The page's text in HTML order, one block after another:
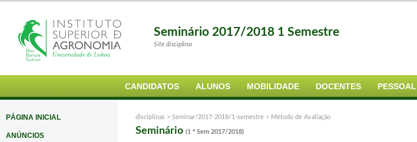
Seminário 2017/2018 1 Semestre
Site disciplina
CANDIDATOS ALUNOS MOBILIDADE DOCENTES PESSOAL
PÁGINA INICIAL
ANÚNCIOS
disciplinas > Seminar/2017-2018/1-semestre > Método de Avaliação
Seminário (1 º Sem 2017/2018)